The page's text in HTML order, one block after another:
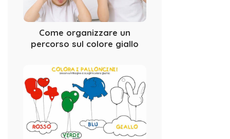
Come organizzare un
percorso sul colore giallo